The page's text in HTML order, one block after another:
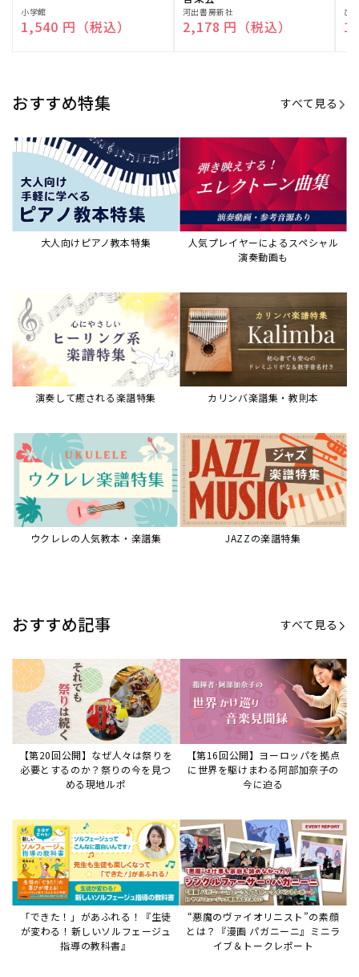
販
売
小学館
通常価格
1,540 円（税込）
販
売
河出書房新社
通常価格
2,178 円（税込）
販
売
ひ
おすすめ特集 すべて見る
大人向けピアノ教本特集
人気プレイヤーによるスペシャル
演奏動画も
演奏して癒される楽譜特集 カリンバ楽譜集・教則本
ウクレレの人気教本・楽譜集 JAZZの楽譜特集
おすすめ記事 すべて見る
【第20回公開】なぜ人々は祭りを
必要とするのか？祭りの今を見つ
める現地ルポ
【第16回公開】ヨーロッパを拠点
に世界を駆けまわる阿部加奈子の
今に迫る
「できた！」があふれる！『生徒
が変わる！新しいソルフェージュ
指導の教科書』
“悪魔のヴァイオリニスト”の素顔
とは？『漫画 パガニーニ』ミニラ
イブ＆トークレポート